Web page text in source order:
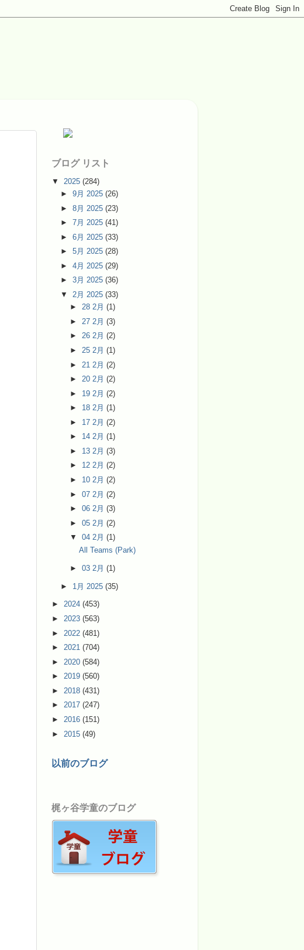
ブログ リスト
▼ 2025 (284)
►9月 2025(26)
►8月 2025(23)
►7月 2025(41)
►6月 2025(33)
►5月 2025(28)
►4月 2025(29)
►3月 2025(36)
▼ 2月 2025(33)
► 28 2月 (1)
► 27 2月 (3)
► 26 2月 (2)
► 25 2月 (1)
► 21 2月 (2)
► 20 2月 (2)
► 19 2月 (2)
► 18 2月 (1)
► 17 2月 (2)
► 14 2月 (1)
► 13 2月 (3)
► 12 2月 (2)
► 10 2月 (2)
► 07 2月 (2)
► 06 2月 (3)
► 05 2月 (2)
▼ 04 2月 (1)
All Teams (Park)
► 03 2月 (1)
► 1月 2025(35)
► 2024 (453)
► 2023 (563)
► 2022 (481)
► 2021 (704)
► 2020 (584)
► 2019 (560)
► 2018 (431)
► 2017 (247)
► 2016 (151)
► 2015 (49)
以前のブログ
梶ヶ谷学童のブログ